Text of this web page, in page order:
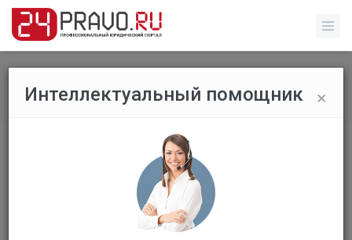
Все вопросы / Без указания категории
Что нужно для получения
водительского удостоверения
после лишения?
×
Интеллектуальный помощник